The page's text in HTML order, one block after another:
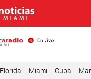
Florida Miami Cuba